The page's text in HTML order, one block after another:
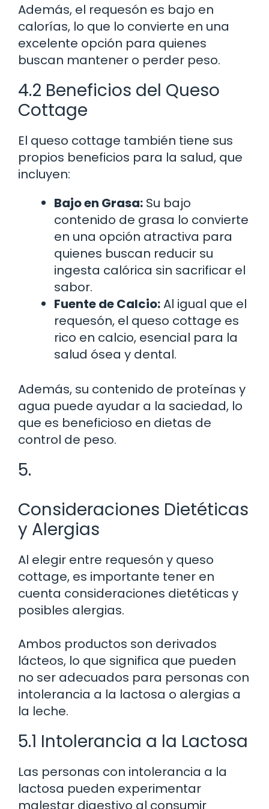
Además, el requesón es bajo en
calorías, lo que lo convierte en una
excelente opción para quienes
buscan mantener o perder peso.
4.2 Beneficios del Queso
Cottage
El queso cottage también tiene sus
propios beneficios para la salud, que
incluyen:
Bajo en Grasa: Su bajo
contenido de grasa lo convierte
en una opción atractiva para
quienes buscan reducir su
ingesta calórica sin sacrificar el
sabor.
Fuente de Calcio:Al igual que el
requesón, el queso cottage es
rico en calcio, esencial para la
salud ósea y dental.
Además, su contenido de proteínas y
agua puede ayudar a la saciedad, lo
que es beneficioso en dietas de
control de peso.
5.
Consideraciones Dietéticas
y Alergias
Al elegir entre requesón y queso
cottage, es importante tener en
cuenta consideraciones dietéticas y
posibles alergias.
Ambos productos son derivados
lácteos, lo que significa que pueden
no ser adecuados para personas con
intolerancia a la lactosa o alergias a
la leche.
5.1 Intolerancia a la Lactosa
Las personas con intolerancia a la
lactosa pueden experimentar
malestar digestivo al consumir